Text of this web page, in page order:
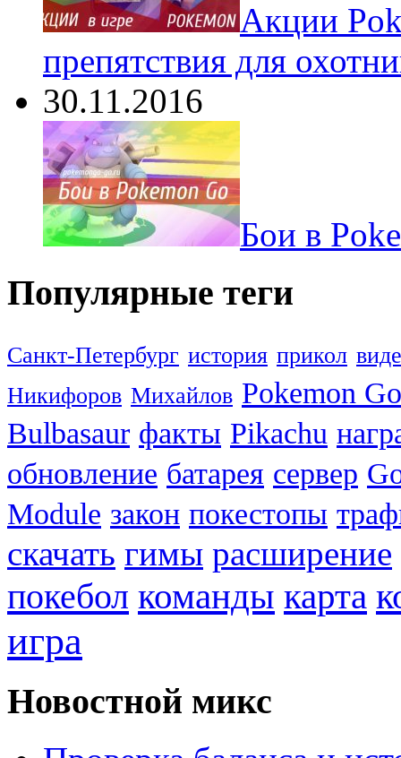
Акции
препятствия для
30.11.2016
Бои в
Популярные теги
Санкт-Петербург история прикол
Никифоров Михайлов Pokemon Go
Bulbasaur факты Pikachu
обновление батарея сервер
Module закон покестопы
скачать гимы расширение
покебол команды карта
игра
Новостной микс